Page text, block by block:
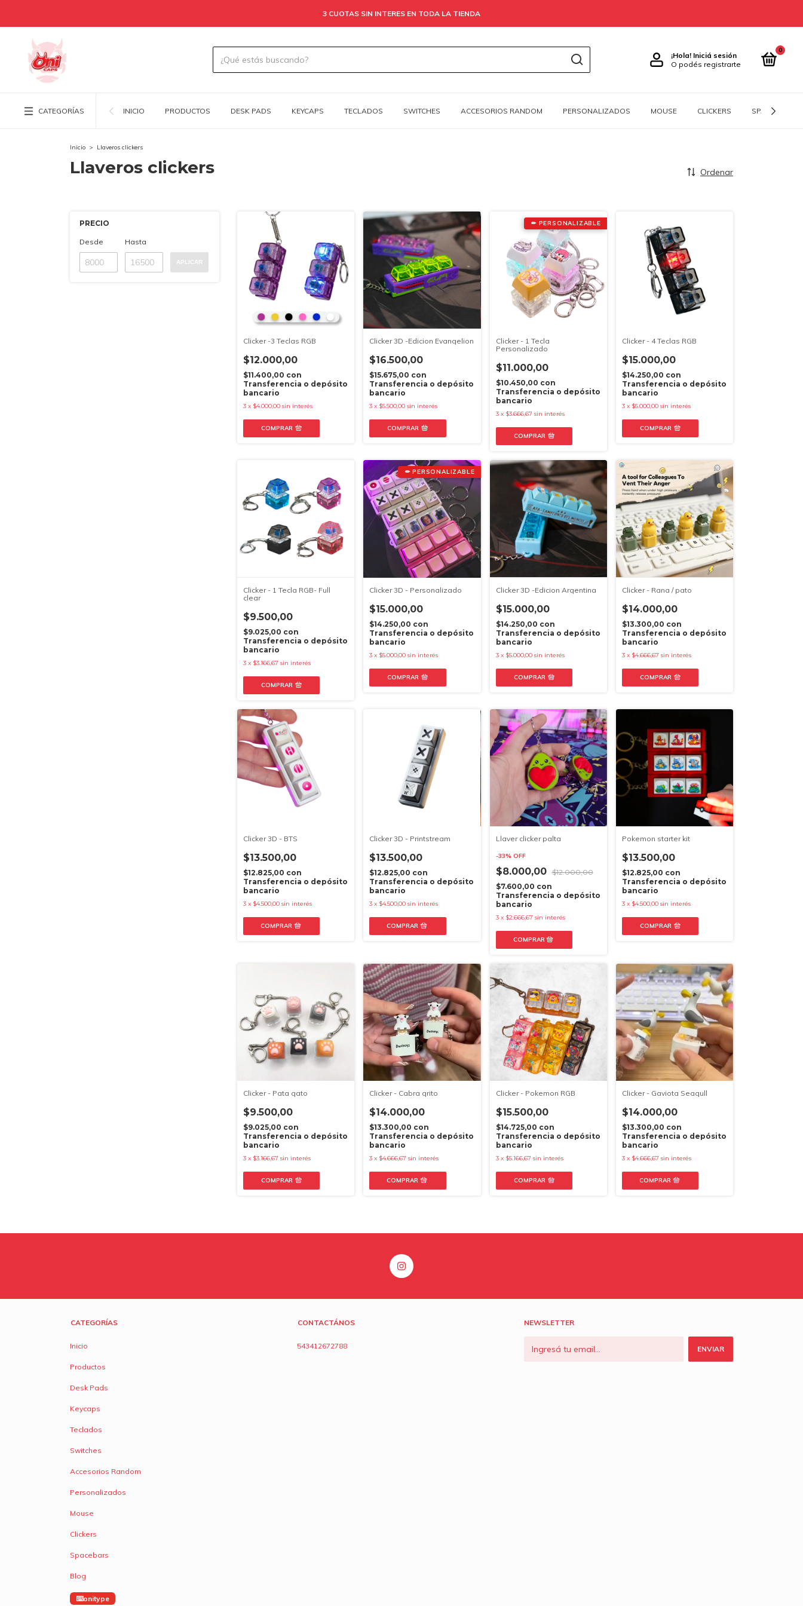
3 CUOTAS SIN INTERES EN TODA LA TIENDA
¡Hola! Iniciá sesión
O podés registrarte
0
CATEGORÍAS INICIO PRODUCTOS DESK PADS KEYCAPS TECLADOS SWITCHES ACCESORIOS RANDOM PERSONALIZADOS MOUSE CLICKERS SPACEBARS
Inicio > Llaveros clickers
Llaveros clickers Ordenar
PRECIO
Desde Hasta
APLICAR
Clicker -3 Teclas RGB
$12.000,00
$11.400,00 con
Transferencia o depósito
bancario
3 x $4.000,00 sin interés
COMPRAR
Clicker 3D -Edicion Evangelion
$16.500,00
$15.675,00 con
Transferencia o depósito
bancario
3 x $5.500,00 sin interés
COMPRAR
✏ PERSONALIZABLE
Clicker - 1 Tecla
Personalizado
$11.000,00
$10.450,00 con
Transferencia o depósito
bancario
3 x $3.666,67 sin interés
COMPRAR
Clicker - 4 Teclas RGB
$15.000,00
$14.250,00 con
Transferencia o depósito
bancario
3 x $5.000,00 sin interés
COMPRAR
Clicker - 1 Tecla RGB- Full
clear
$9.500,00
$9.025,00 con
Transferencia o depósito
bancario
3 x $3.166,67 sin interés
COMPRAR
✏ PERSONALIZABLE
Clicker 3D - Personalizado
$15.000,00
$14.250,00 con
Transferencia o depósito
bancario
3 x $5.000,00 sin interés
COMPRAR
Clicker 3D -Edicion Argentina
$15.000,00
$14.250,00 con
Transferencia o depósito
bancario
3 x $5.000,00 sin interés
COMPRAR
Clicker - Rana / pato
$14.000,00
$13.300,00 con
Transferencia o depósito
bancario
3 x $4.666,67 sin interés
COMPRAR
Clicker 3D - BTS
$13.500,00
$12.825,00 con
Transferencia o depósito
bancario
3 x $4.500,00 sin interés
Clicker 3D - Printstream
$13.500,00
$12.825,00 con
Transferencia o depósito
bancario
3 x $4.500,00 sin interés
Llaver clicker palta
-33% OFF
$8.000,00 $12.000,00
$7.600,00 con
Transferencia o depósito
bancario
3 x $2.666,67 sin interés
Pokemon starter kit
$13.500,00
$12.825,00 con
Transferencia o depósito
bancario
3 x $4.500,00 sin interés
COMPRAR
Clicker - Pata gato
$9.500,00
$9.025,00 con
Transferencia o depósito
bancario
3 x $3.166,67 sin interés
COMPRAR
Clicker - Cabra grito
$14.000,00
$13.300,00 con
Transferencia o depósito
bancario
3 x $4.666,67 sin interés
Clicker - Pokemon RGB
$15.500,00
$14.725,00 con
Transferencia o depósito
bancario
3 x $5.166,67 sin interés
COMPRAR
Clicker - Gaviota Seagull
$14.000,00
$13.300,00 con
Transferencia o depósito
bancario
3 x $4.666,67 sin interés
CATEGORÍAS
Inicio
Productos
Desk Pads
Keycaps
Teclados
Switches
Accesorios Random
Personalizados
Mouse
Clickers
Spacebars
Blog
onitype
CONTACTÁNOS
543412672788
NEWSLETTER